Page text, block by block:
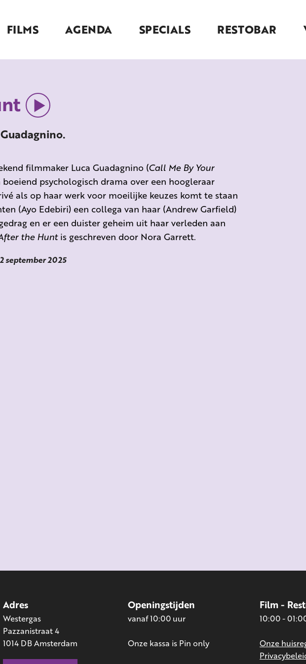
FILMS AGENDA SPECIALS RESTOBAR
filmmaker Luca Guadagnino (Call Me By Your
boeiend psychologisch drama over een hoogleraar
als op haar werk voor moeilijke keuzes komt te staan
(Ayo Edebiri) een collega van haar (Andrew Garfield)
en er een duister geheim uit haar verleden aan
the Huntis geschreven door Nora Garrett.
september 2025
Adres
Westergas
Pazzanistraat 4
1014 DB Amsterdam
Openingstijden
vanaf 10:00 uur
Onze kassa is Pin only
Film -
10:00 -
Onze